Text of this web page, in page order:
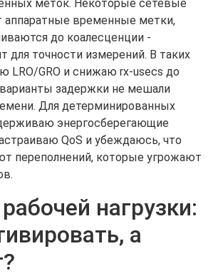
меток. Некоторые сетевые
аппаратные временные метки,
до коалесценции -
для точности измерений. В таких
LRO/GRO и снижаю rx-usecs до
задержки не мешали
Для детерминированных
энергосберегающие
QoS и убеждаюсь, что
переполнений, которые угрожают
нагрузки:
а